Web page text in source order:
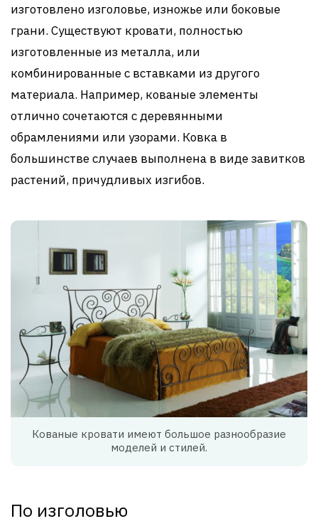
изготовлено изголовье, изножье или боковые
грани. Существуют кровати, полностью
изготовленные из металла, или
комбинированные с вставками из другого
материала. Например, кованые элементы
отлично сочетаются с деревянными
обрамлениями или узорами. Ковка в
большинстве случаев выполнена в виде завитков
растений, причудливых изгибов.
Кованые кровати имеют большое разнообразие
моделей и стилей.
По изголовью